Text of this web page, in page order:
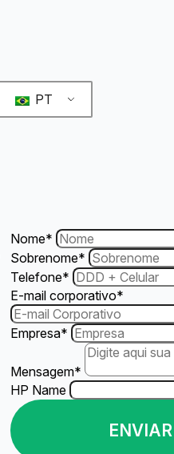
PT
Nome*
Sobrenome*
Telefone*
E-mail corporativo*
Empresa*
Mensagem*
HP Name
ENVIAR